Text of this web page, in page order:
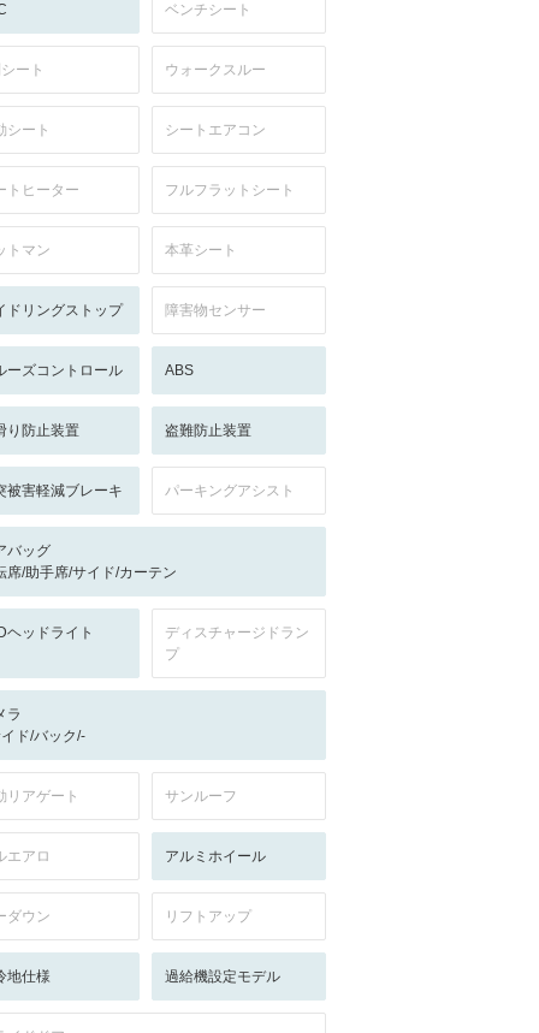
ベンチシート
ート ウォークスルー
シート シートエアコン
トヒーター フルフラットシート
トマン 本革シート
ドリングストップ 障害物センサー
ーズコントロール ABS
り防止装置 盗難防止装置
被害軽減ブレーキ パーキングアシスト
バッグ
席/助手席/サイド/カーテン
ヘッドライト
ディスチャージドラン
プ
ラ
ド/バック/-
リアゲート サンルーフ
エアロ アルミホイール
ダウン リフトアップ
地仕様 過給機設定モデル